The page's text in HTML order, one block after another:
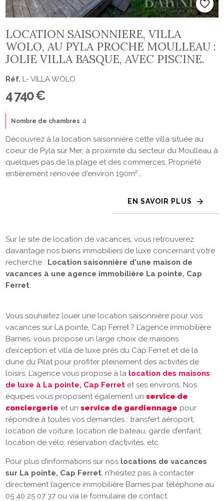
LOCATION SAISONNIERE, VILLA
WOLO, AU PYLA PROCHE MOULLEAU :
JOLIE VILLA BASQUE, AVEC PISCINE.
Réf. L- VILLA WOLO
4 740 €
Nombre de chambres 4
Découvrez à la location saisonnière cette villa située au
coeur de Pyla sur Mer, à proximité du secteur du Moulleau à
quelques pas de la plage et des commerces. Propriété
entièrement rénovée d'environ 190m²...
EN SAVOIR PLUS
Sur le site de location de vacances, vous retrouverez
davantage nos biens immobiliers de luxe concernant votre
recherche : Location saisonnière d'une maison de
vacances à une agence immobilière La pointe, Cap
Ferret.
Vous souhaitez louer une location saisonnière pour vos
vacances sur La pointe, Cap Ferret ? L’agence immobilière
Barnes, vous propose un large choix de maisons
d’exception et villa de luxe près du Cap Ferret et de la
dune du Pilat pour profiter pleinement des activités de
loisirs. L’agence vous propose à la location des maisons
de luxe à La pointe, Cap Ferret et ses environs. Nos
équipes vous proposent également unservice de
conciergerie et unservice de gardiennage pour
répondre à toutes vos demandes : transfert aéroport,
location de voiture, location de bateau, garde d’enfant,
location de vélo, réservation d’activités, etc.
Pour plus d’informations sur nos locations de vacances
sur La pointe, Cap Ferret, n’hésitez pas à contacter
directement l’agence immobilière Barnes par téléphone au
05 40 25 07 37 ou via le formulaire de contact.